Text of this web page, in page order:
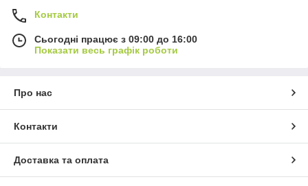
Контакти
Сьогодні працює з 09:00 до 16:00
Показати весь графік роботи
Про нас
Контакти
Доставка та оплата